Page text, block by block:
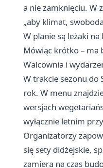
a nie zamknięciu. W
„aby klimat,
W planie są leżaki
Mówiąc krótko – ma
Walcownia i
W trakcie sezonu do
rok. W menu
wersjach
wyłącznie letnim
Organizatorzy
się sety didżejskie,
zamiera na czas